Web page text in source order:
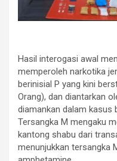
Hasil interogasi awal
memperoleh narkotika
berinisial P yang kini
Orang), dan diantarkan
diamankan dalam kasus
Tersangka M mengaku
kantong shabu dari
menunjukkan tersangka